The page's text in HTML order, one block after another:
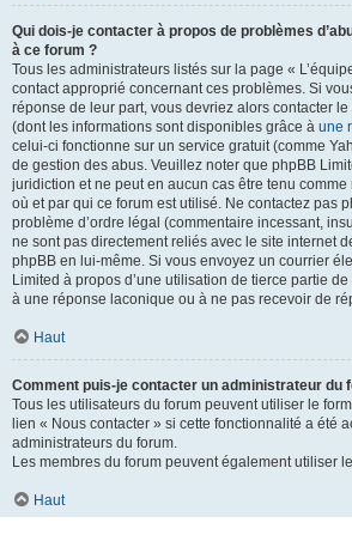
Qui dois-je contacter à propos de problèmes
à ce forum ?
Tous les administrateurs listés sur la page «
contact approprié concernant ces problèmes. Si
réponse de leur part, vous devriez alors contacter
(dont les informations sont disponibles grâce à une
celui-ci fonctionne sur un service gratuit (comme
de gestion des abus. Veuillez noter que phpBB
juridiction et ne peut en aucun cas être tenu
où et par qui ce forum est utilisé. Ne contactez pas
problème d’ordre légal (commentaire incessant,
ne sont pas directement reliés avec le site internet
phpBB en lui-même. Si vous envoyez un courrier
Limited à propos d’une utilisation de tierce partie
à une réponse laconique ou à ne pas recevoir de
Haut
Comment puis-je contacter un administrateur du
Tous les utilisateurs du forum peuvent utiliser le
lien « Nous contacter » si cette fonctionnalité a été
administrateurs du forum.
Les membres du forum peuvent également utiliser
Haut